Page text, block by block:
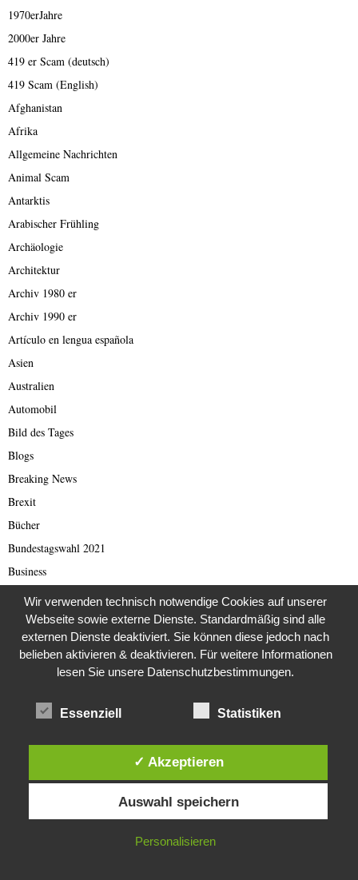
1970erJahre
2000er Jahre
419 er Scam (deutsch)
419 Scam (English)
Afghanistan
Afrika
Allgemeine Nachrichten
Animal Scam
Antarktis
Arabischer Frühling
Archäologie
Architektur
Archiv 1980 er
Archiv 1990 er
Artículo en lengua española
Asien
Australien
Automobil
Bild des Tages
Blogs
Breaking News
Brexit
Bücher
Bundestagswahl 2021
Business
Business & Wirtschaft
Catastrophe Scam
China
China Presse
Cold Case
Damals
Diese Website verwendet Cookies. Durch die weitere Nutzung dieser
Website stimmst du der Verwendung von Cookies zu.
IN ORDNUNG
Wir verwenden technisch notwendige Cookies auf unserer
Webseite sowie externe Dienste. Standardmäßig sind alle
externen Dienste deaktiviert. Sie können diese jedoch nach
belieben aktivieren & deaktivieren. Für weitere Informationen
lesen Sie unsere Datenschutzbestimmungen.
Essenziell Statistiken
✓ Akzeptieren
Auswahl speichern
Personalisieren